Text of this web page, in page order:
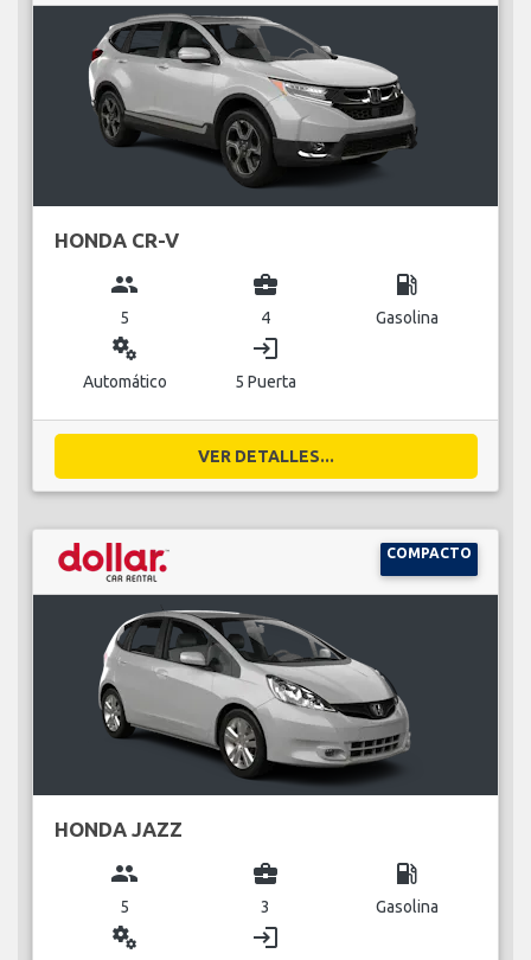
HONDA CR-V
group
5
business_center
4
local_gas_station
Gasolina
miscellaneous_services
Automático
login
5 Puerta
VER DETALLES...
COMPACTO
HONDA JAZZ
group
5
business_center
3
local_gas_station
Gasolina
miscellaneous_services login